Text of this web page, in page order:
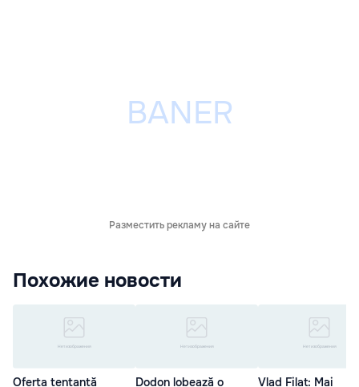
Разместить рекламу на сайте
Похожие новости
Oferta tentantă Dodon lobează o Vlad Filat: Mai